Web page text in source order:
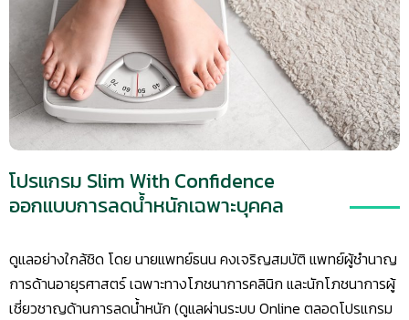
โปรแกรม Slim With Confidence
ออกแบบการลดน้ำหนักเฉพาะบุคคล
ดูแลอย่างใกล้ชิด โดย นายแพทย์ธนน คงเจริญสมบัติ แพทย์ผู้ชำนาญ
การด้านอายุรศาสตร์ เฉพาะทางโภชนาการคลินิก และนักโภชนาการผู้
เชี่ยวชาญด้านการลดน้ำหนัก (ดูแลผ่านระบบ Online ตลอดโปรแกรม